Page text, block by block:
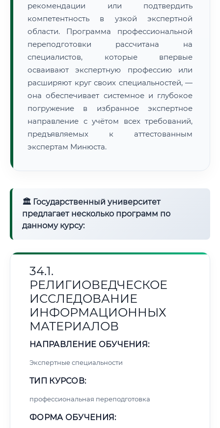
рекомендации или подтвердить
компетентность в узкой экспертной
области. Программа профессиональной
переподготовки рассчитана на
специалистов, которые впервые
осваивают экспертную профессию или
расширяют круг своих специальностей, —
она обеспечивает системное и глубокое
погружение в избранное экспертное
направление с учётом всех требований,
предъявляемых к аттестованным
экспертам Минюста.
🏛 Государственный университет
предлагает несколько программ по
данному курсу:
34.1.
РЕЛИГИОВЕДЧЕСКОЕ
ИССЛЕДОВАНИЕ
ИНФОРМАЦИОННЫХ
МАТЕРИАЛОВ
НАПРАВЛЕНИЕ ОБУЧЕНИЯ:
Экспертные специальности
ТИП КУРСОВ:
профессиональная переподготовка
ФОРМА ОБУЧЕНИЯ: